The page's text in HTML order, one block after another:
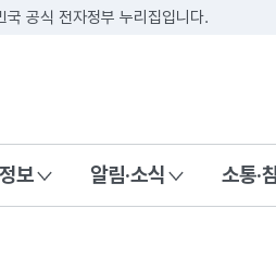
국 공식 전자정부 누리집입니다.
보 알림·소식 소통·